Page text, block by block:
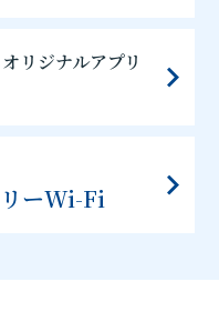
リジナルアプリ
ーWi-Fi